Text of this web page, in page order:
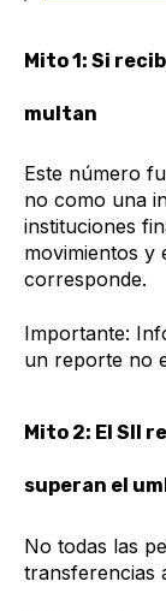
Mito 1: Si
multan
Este número
no como una
instituciones
movimientos y
corresponde.
Importante:
un reporte no
Mito 2: El SII
superan el
No todas las
transferencias